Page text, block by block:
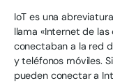
IoT es una
llama «Internet de las
conectaban a la red
y teléfonos móviles.
pueden conectar a